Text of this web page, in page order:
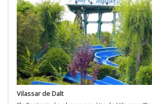
Vilassar de Dalt